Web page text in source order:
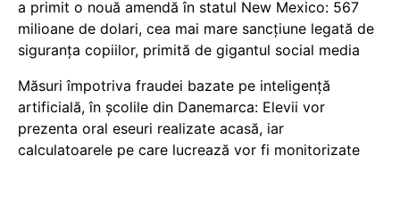
a primit o nouă amendă în statul New Mexico: 567
milioane de dolari, cea mai mare sancțiune legată de
siguranța copiilor, primită de gigantul social media
Măsuri împotriva fraudei bazate pe inteligență
artificială, în școlile din Danemarca: Elevii vor
prezenta oral eseuri realizate acasă, iar
calculatoarele pe care lucrează vor fi monitorizate